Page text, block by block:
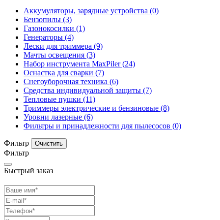
Аккумуляторы, зарядные устройства (0)
Бензопилы (3)
Газонокосилки (1)
Генераторы (4)
Лески для триммера (9)
Мачты освещения (3)
Набор инструмента MaxPiler(24)
Оснастка для сварки (7)
Снегоуборочная техника (6)
Средства индивидуальной защиты (7)
Тепловые пушки (11)
Триммеры электрические и бензиновые (8)
Уровни лазерные (6)
Фильтры и принадлежности для пылесосов (0)
Фильтр
Фильтр
Быстрый заказ